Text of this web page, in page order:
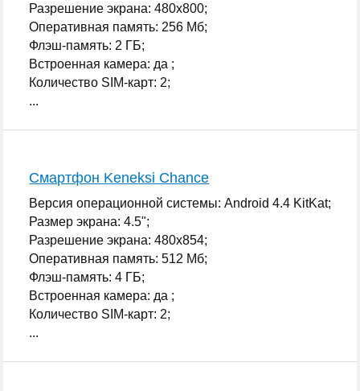
Разрешение экрана: 480x800;
Оперативная память: 256 Мб;
Флэш-память: 2 ГБ;
Встроенная камера: да ;
Количество SIM-карт: 2;
...
Смартфон Keneksi Chance
Версия операционной системы: Android 4.4 KitKat;
Размер экрана: 4.5";
Разрешение экрана: 480x854;
Оперативная память: 512 Мб;
Флэш-память: 4 ГБ;
Встроенная камера: да ;
Количество SIM-карт: 2;
...